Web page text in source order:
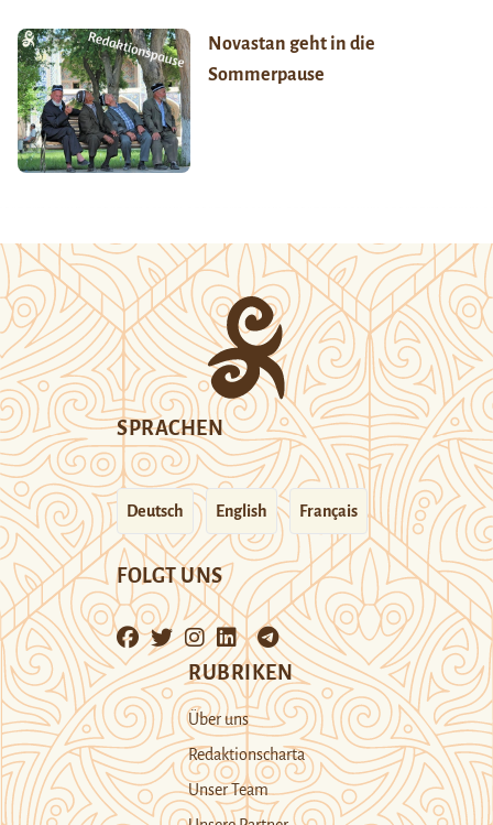
Novastan geht in die
Sommerpause
SPRACHEN
Deutsch English Français
FOLGT UNS
RUBRIKEN
Über uns
Redaktionscharta
Unser Team